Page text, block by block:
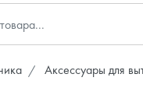
Аксессуары для